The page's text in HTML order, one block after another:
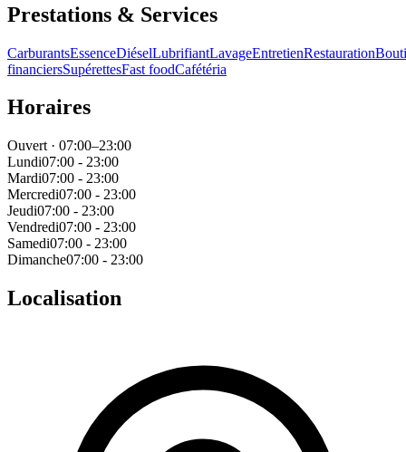
Prestations & Services
CarburantsEssenceDiéselLubrifiantLavageEntretienRestauration
financiersSupérettesFast foodCafétéria
Horaires
Ouvert · 07:00–23:00
Lundi07:00 - 23:00
Mardi07:00 - 23:00
Mercredi07:00 - 23:00
Jeudi07:00 - 23:00
Vendredi07:00 - 23:00
Samedi07:00 - 23:00
Dimanche07:00 - 23:00
Localisation